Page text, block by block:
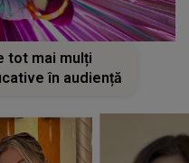
tot mai mulți
în audiență